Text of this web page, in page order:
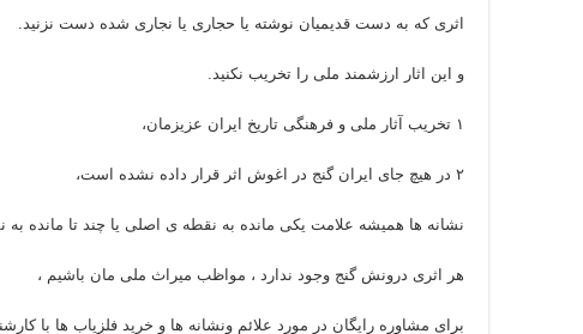
اثری که به دست قدیمیان نوشته یا حجاری یا نجاری شده دست نزنید.
و این اثار ارزشمند ملی را تخریب نکنید.
۱ تخریب آثار ملی و فرهنگی تاریخ ایران عزیزمان،
۲ در هیچ جای ایران گنج در اغوش اثر قرار داده نشده است،
نشانه ها همیشه علامت یکی مانده به نقطه ی اصلی یا چند تا مانده به
هر اثری درونش گنج وجود ندارد ، مواظب میراث ملی مان باشیم ،
برای مشاوره رایگان در مورد علائم ونشانه ها و خرید فلزیاب ها با